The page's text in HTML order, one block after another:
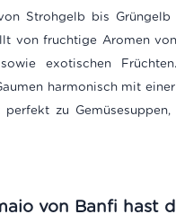
Strohgelb bis Grüngelb
von fruchtige Aromen
sowie exotischen
harmonisch mit
zu
von Banfi hast